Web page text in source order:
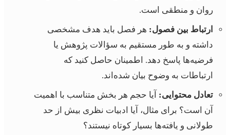
روان و منطقی است.
ارتباط بین فصول: هر فصل باید هدف مشخصی
داشته و به طور مستقیم به سؤالات پژوهش یا
فرضیه‌ها پاسخ دهد. اطمینان حاصل کنید که
ارتباطات به وضوح بیان شده‌اند.
تعادل محتوایی: آیا حجم هر بخش متناسب با اهمیت
آن است؟ برای مثال، آیا ادبیات نظری بیش از حد
طولانی و یافته‌ها بسیار کوتاه نیستند؟